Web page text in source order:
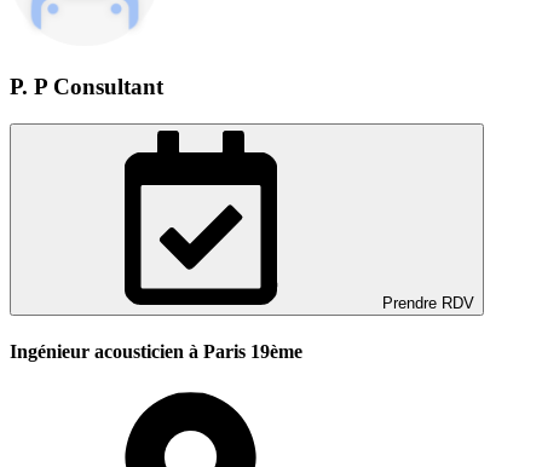
P. P Consultant
Prendre RDV
Ingénieur acousticien à Paris 19ème